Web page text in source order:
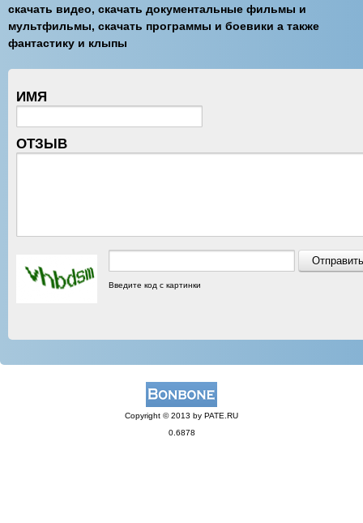
скачать видео, скачать документальные фильмы и
мультфильмы, скачать программы и боевики а также
фантастику и клыпы
ИМЯ
ОТЗЫВ
Введите код с картинки
Copyright © 2013 by PATE.RU
0.6878